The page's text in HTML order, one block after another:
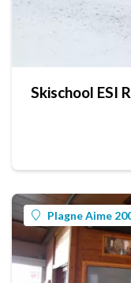
Skischool ESI
Plagne Aime